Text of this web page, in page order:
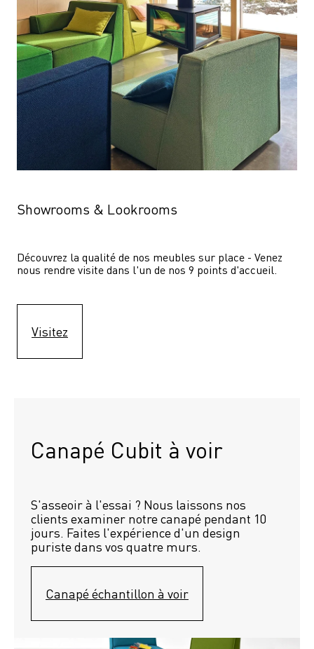
Showrooms & Lookrooms
Découvrez la qualité de nos meubles sur place - Venez
nous rendre visite dans l'un de nos 9 points d'accueil.
Visitez
Canapé Cubit à voir
S'asseoir à l'essai ? Nous laissons nos
clients examiner notre canapé pendant 10
jours. Faites l'expérience d'un design
puriste dans vos quatre murs.
Canapé échantillon à voir